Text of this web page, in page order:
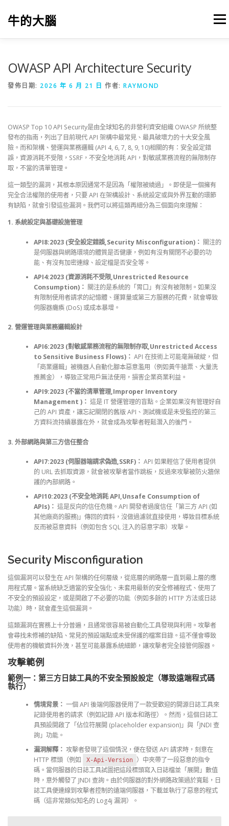
牛的大腦 選單
OWASP API Architecture Security
發佈日期: 2026 年 6 月 21 日 作者: RAYMOND
OWASP Top 10 API Security是由全球知名的非營利資安組織 OWASP 所統整
發布的指南，列出了目前現代 API 架構中最常見、最具破壞力的十大安全風
險。而和架構、營運與業務邏輯 (API 4, 6, 7, 8, 9, 10)相關的有：安全設定錯
誤，資源消耗不受限，SSRF，不安全地消耗 API，對敏感業務流程的無限制存
取，不當的清單管理。
這一類型的漏洞，其根本原因通常不是因為「權限被繞過」。即使是一個擁有
完全合法權限的使用者，只要 API 在架構設計、系統設定或與外界互動的環節
有缺陷，就會引發這些漏洞。我們可以將這類再細分為三個面向來理解：
1. 系統設定與基礎設施管理
API8:2023 (安全設定錯誤,Security Misconfiguration)： 關注的
是伺服器與網路環境的體質是否健康，例如有沒有關閉不必要的功
能、有沒有加密連線、設定檔是否安全等。
API4:2023 (資源消耗不受限,Unrestricted Resource
Consumption)： 關注的是系統的「胃口」有沒有被限制。如果沒
有限制使用者請求的記憶體、運算量或第三方服務的花費，就會導致
伺服器癱瘓 (DoS) 或成本暴增。
2. 營運管理與業務邏輯設計
API6:2023 (對敏感業務流程的無限制存取,Unrestricted Access
to Sensitive Business Flows)： API 在技術上可能毫無破綻，但
「商業邏輯」被機器人自動化腳本惡意濫用（例如黃牛搶票、大量洗
推薦金），導致正常用戶無法使用，損害企業商業利益。
API9:2023 (不當的清單管理,Improper Inventory
Management )： 這是 IT 營運管理的盲點。企業如果沒有管理好自
己的 API 資產，讓忘記關閉的舊版 API、測試機或是未受監控的第三
方資料流持續暴露在外，就會成為攻擊者輕鬆潛入的後門。
3. 外部網路與第三方信任整合
API7:2023 (伺服器端請求偽造,SSRF)： API 如果輕信了使用者提供
的 URL 去抓取資源，就會被攻擊者當作跳板，反過來攻擊被防火牆保
護的內部網路。
API10:2023 (不安全地消耗 API,Unsafe Consumption of
APIs)： 這是反向的信任危機。API 開發者過度信任「第三方 API (如
其他廠商的服務)」傳回的資料，沒做過濾就直接使用，導致目標系統
反而被惡意資料（例如包含 SQL 注入的惡意字串）攻擊。
Security Misconfiguration
這個漏洞可以發生在 API 架構的任何層級，從底層的網路層一直到最上層的應
用程式層。當系統缺乏適當的安全強化、未套用最新的安全修補程式、使用了
不安全的預設設定，或是開啟了不必要的功能（例如多餘的 HTTP 方法或日誌
功能）時，就會產生這個漏洞。
這類漏洞在實務上十分普遍，且通常很容易被自動化工具發現與利用。攻擊者
會尋找未修補的缺陷、常見的預設端點或未受保護的檔案目錄。這不僅會導致
使用者的機敏資料外洩，甚至可能暴露系統細節，讓攻擊者完全接管伺服器。
攻擊範例
範例一：第三方日誌工具的不安全預設設定（導致遠端程式碼
執行）
情境背景： 一個 API 後端伺服器使用了一款受歡迎的開源日誌工具來
記錄使用者的請求（例如記錄 API 版本和路徑）。然而，這個日誌工
具預設開啟了「佔位符展開 (placeholder expansion)」與「JNDI 查
詢」功能。
漏洞解釋： 攻擊者發現了這個情況，便在發送 API 請求時，刻意在
HTTP 標頭（例如
X-Api-Version ）中夾帶了一段惡意的指令
碼。當伺服器的日誌工具試圖把這段標頭寫入日誌檔並「展開」數值
時，意外觸發了 JNDI 查詢。由於伺服器的對外網路政策過於寬鬆，日
誌工具便連線到攻擊者控制的遠端伺服器，下載並執行了惡意的程式
碼（這非常類似知名的 Log4j 漏洞）。